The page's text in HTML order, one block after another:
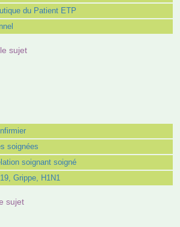
du Patient ETP
sujet
soignées
soignant soigné
Grippe, H1N1
sujet